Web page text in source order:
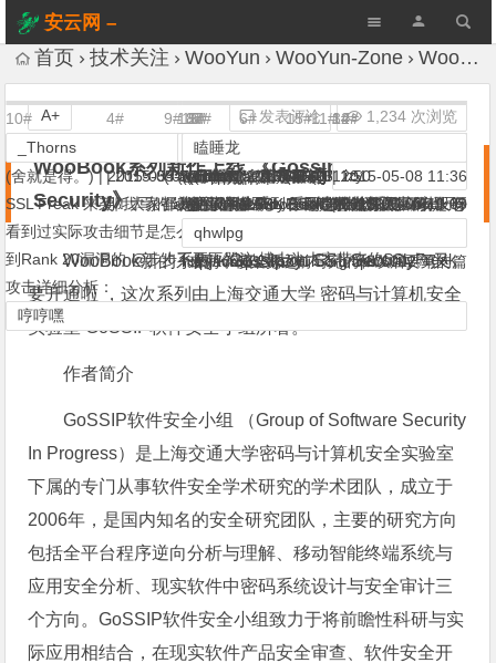
安云网 –
AnYun.ORG
首页 技术关注 WooYun WooYun-Zone WooBook系列新作上线 《Gossip on SSL Security》
WooBook系列新作上线 《Gossip on SSL
Security》
发表评论 1,234 次浏览
A+
WooBook新的系列《Gossip on SSL Security》又
要开通啦 ，这次系列由上海交通大学 密码与计算机安全
实验室 GoSSIP软件安全小组所著。
作者简介
GoSSIP软件安全小组 （Group of Software Security
In Progress）是上海交通大学密码与计算机安全实验室
下属的专门从事软件安全学术研究的学术团队，成立于
2006年，是国内知名的安全研究团队，主要的研究方向
包括全平台程序逆向分析与理解、移动智能终端系统与
应用安全分析、现实软件中密码系统设计与安全审计三
个方向。GoSSIP软件安全小组致力于将前瞻性科研与实
际应用相结合，在现实软件产品安全审查、软件安全开
1#
|2015-05-07 16:15
顶一个
2#
Knight
(查水表。缴wb不杀) |2015-05-07 16:15
很牛的样子。
3#
|2015-05-07 16:17
求由浅入深啊
4#
|2015-05-07 16:21
那我写的 android security 系列也可以加入 wbook 呀
5#
瞌睡龙
(drops) |2015-05-07 16:25
@
瘦蛟舞
来列个框架把之前写完的和以后要写的。
6#
(舍就是得。) |2015-05-07 16:25
MARK
7#
瞌睡龙
(drops) |2015-05-07 16:25
话说回来WooBook第一个系列应该是 @
园长
的java安全系列
8#
杀戮
(有事请 at 大号园长) |2015-05-07 16:27
牛逼哒哒～
9#
毕月乌
(I am Jia Ma.) |2015-05-07 16:28
虽然还没有出完，但还是感觉好厉害的样子~
10#
_Thorns
(舍就是得。) |2015-05-07 16:28
SSL Freak 来袭！大家都关注了太多SSL Freak攻击的报道，有没有
看到过实际攻击细节是怎么实施的呢？下面就送上刚刚在乌云上拿
到Rank 20漏洞的 @步步不要再哭泣 博士为大家带来的SSL Freak
攻击详细分析：
哼哼嘿
11#
(˿̖̗̀́̂̃̄̅̆̇̈̉̊̋̌̍̎̏̐̑̒̓̔̕) |2015-05-07 16:33
大约8点20发
12#
|2015-05-07 17:19
mark
13#
light
(生于理想，死于欲望) |2015-05-08 00:21
我的小学生系列…ToT
14#
izy
|2015-05-08 10:03
15#
(～～) |2015-05-08 11:36
在哪哇？
16#
瞌睡龙
(drops) |2015-05-08 11:50
@
qhwlpg
http://drops.wooyun.org/tips/6002 第一篇